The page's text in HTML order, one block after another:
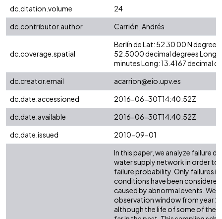
dc.citation.volume
24
dc.contributor.author
Carrión, Andrés
dc.coverage.spatial
Berlín de Lat: 52 30 00 N
52.5000 decimal degrees Long:
minutes Long: 13.4167 decimal
dc.creator.email
acarrion@eio.upv.es
dc.date.accessioned
2016-06-30T14:40:52Z
dc.date.available
2016-06-30T14:40:52Z
dc.date.issued
2010-09-01
In this paper, we analyze failure
water supply network in order to
failure probability. Only failures
conditions have been
caused by abnormal events. We
observation window from year
although the life of some of the